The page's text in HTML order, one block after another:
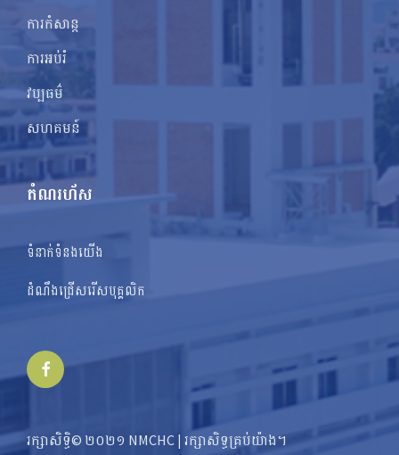
ការកំសាន្ត
ការអប់រំ
វប្បធម៌
សហគមន៍
តំណរហ័ស
ទំនាក់ទំនងយើង
ដំណឹងជ្រើសរើសបុគ្គលិក
Facebook
រក្សាសិទ្ធិ© ២០២១ NMCHC | រក្សា​​សិទ្ធ​គ្រប់យ៉ាង។